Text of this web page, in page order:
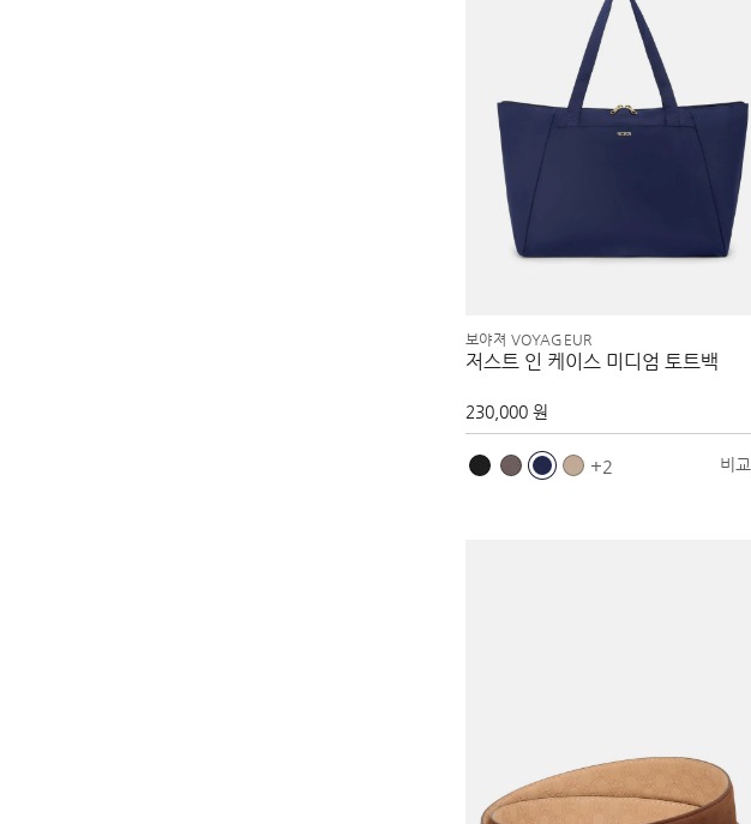
보야져 VOYAGEUR
저스트 인 케이스 미디엄 토트백
230,000 원
2 비교